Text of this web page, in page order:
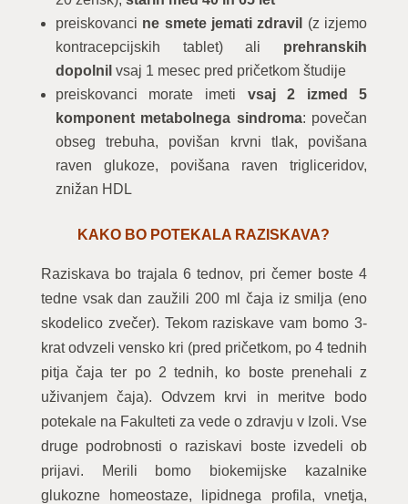
preiskovanci ne smete jemati zdravil (z izjemo
kontracepcijskih tablet) ali prehranskih
dopolnil vsaj 1 mesec pred pričetkom študije
preiskovanci morate imeti vsaj 2 izmed 5
komponent metabolnega sindroma: povečan
obseg trebuha, povišan krvni tlak, povišana
raven glukoze, povišana raven trigliceridov,
znižan HDL
KAKO BO POTEKALA RAZISKAVA?
Raziskava bo trajala 6 tednov, pri čemer boste 4
tedne vsak dan zaužili 200 ml čaja iz smilja (eno
skodelico zvečer). Tekom raziskave vam bomo 3-
krat odvzeli vensko kri (pred pričetkom, po 4 tednih
pitja čaja ter po 2 tednih, ko boste prenehali z
uživanjem čaja). Odvzem krvi in meritve bodo
potekale na Fakulteti za vede o zdravju v Izoli. Vse
druge podrobnosti o raziskavi boste izvedeli ob
prijavi. Merili bomo biokemijske kazalnike
glukozne homeostaze, lipidnega profila, vnetja,